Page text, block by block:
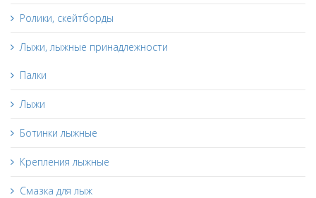
Ролики, скейтборды
Лыжи, лыжные принадлежности
Палки
Лыжи
Ботинки лыжные
Крепления лыжные
Смазка для лыж